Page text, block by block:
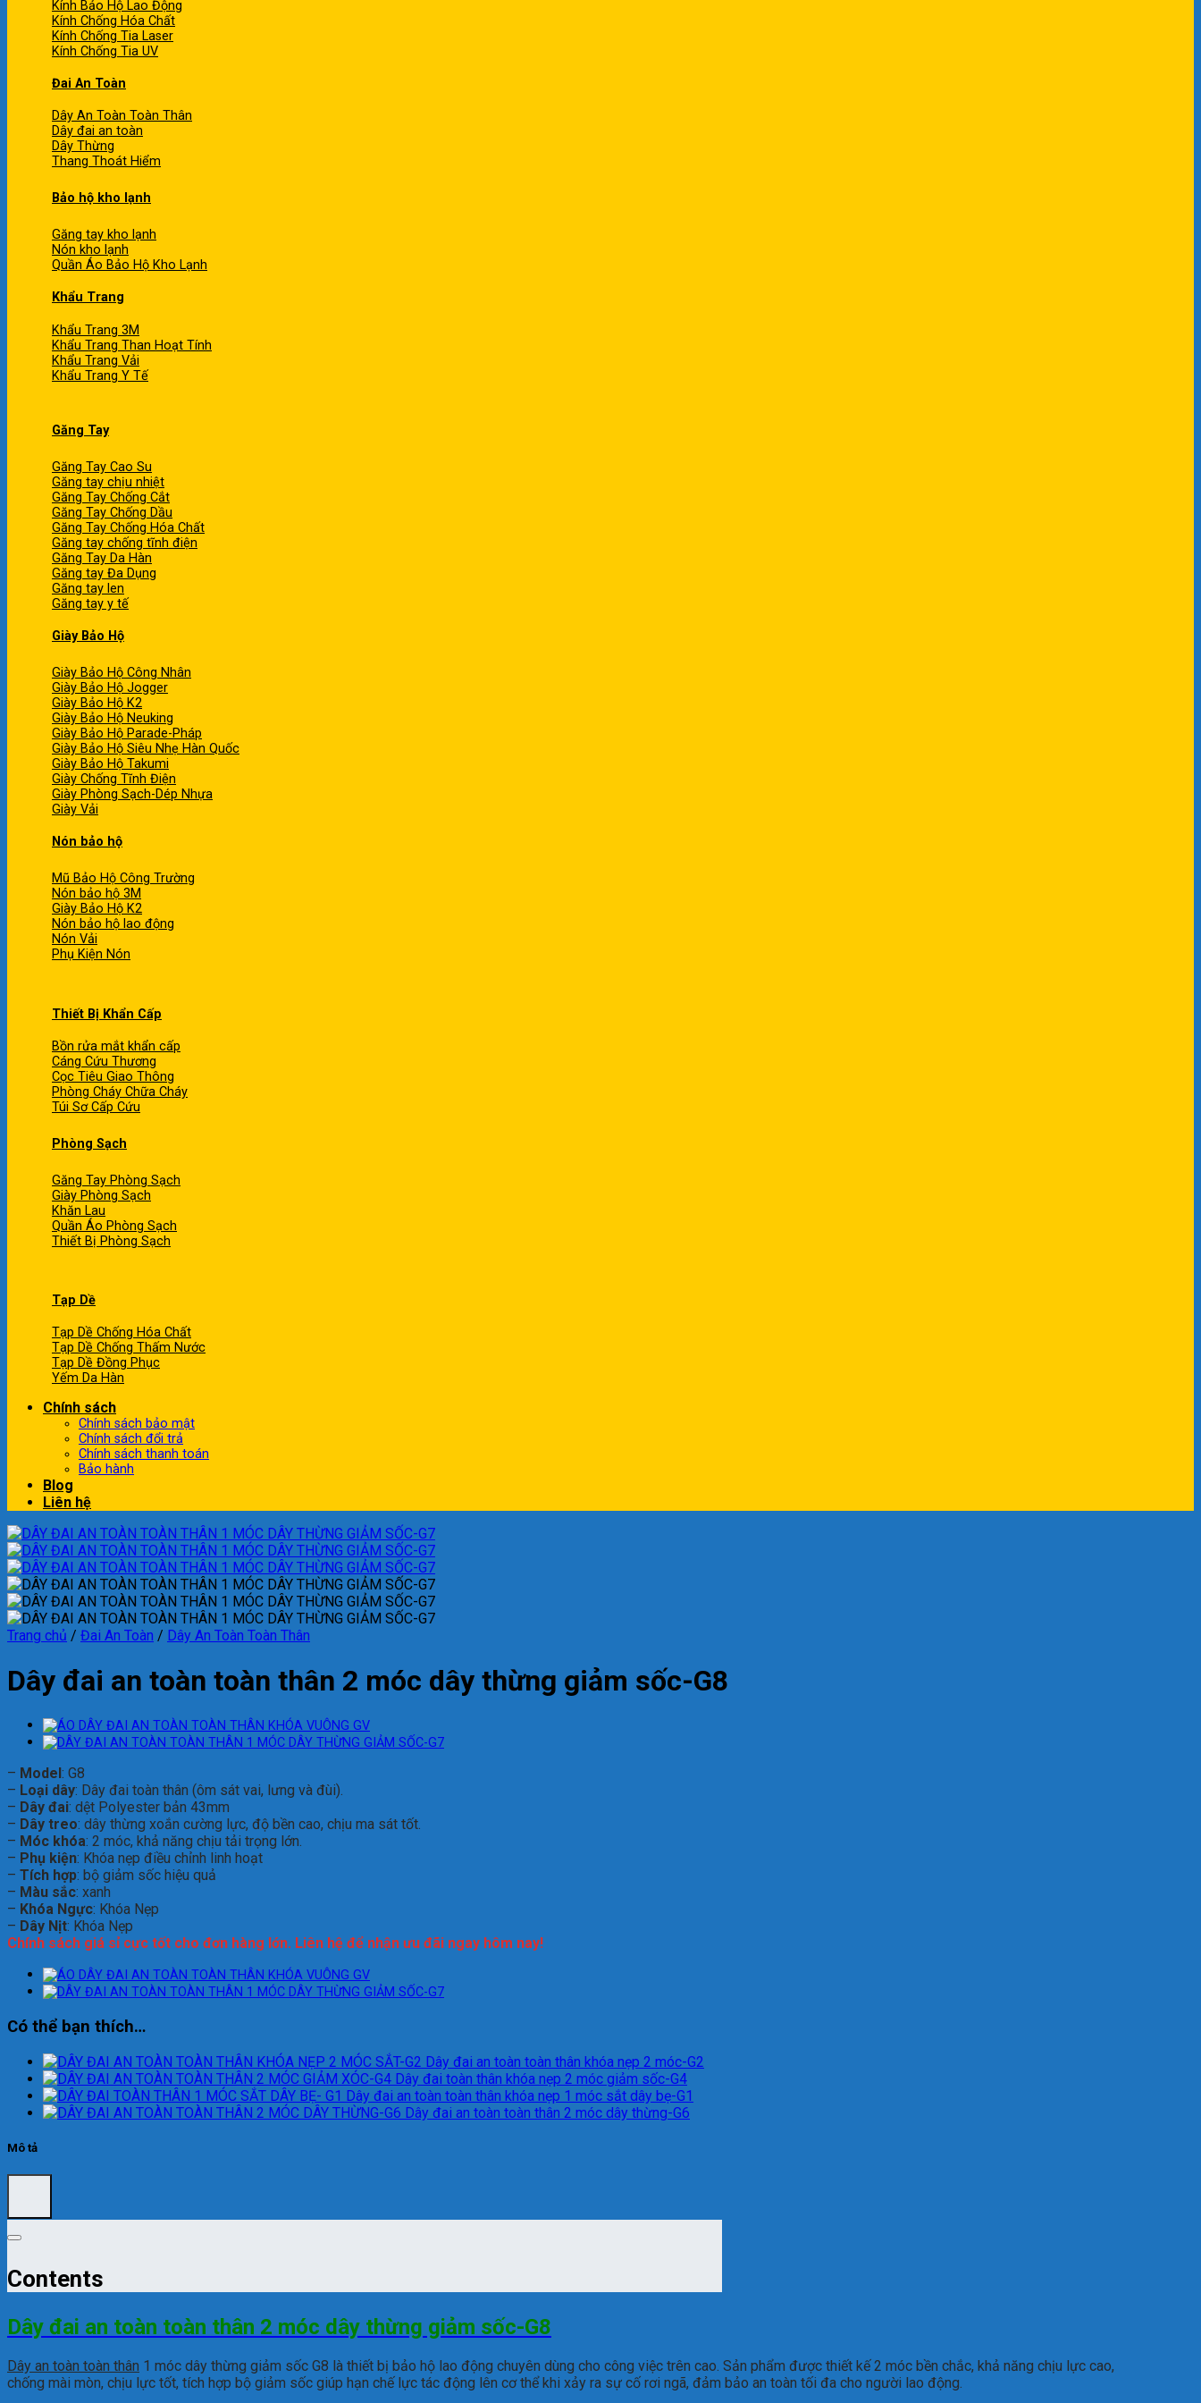
Kính Bảo Hộ Lao Động
Kính Chống Hóa Chất
Kính Chống Tia Laser
Kính Chống Tia UV
Đai An Toàn
Dây An Toàn Toàn Thân
Dây đai an toàn
Dây Thừng
Thang Thoát Hiểm
Bảo hộ kho lạnh
Găng tay kho lạnh
Nón kho lạnh
Quần Áo Bảo Hộ Kho Lạnh
Khẩu Trang
Khẩu Trang 3M
Khẩu Trang Than Hoạt Tính
Khẩu Trang Vải
Khẩu Trang Y Tế
Găng Tay
Găng Tay Cao Su
Găng tay chịu nhiệt
Găng Tay Chống Cắt
Găng Tay Chống Dầu
Găng Tay Chống Hóa Chất
Găng tay chống tĩnh điện
Găng Tay Da Hàn
Găng tay Đa Dụng
Găng tay len
Găng tay y tế
Giày Bảo Hộ
Giày Bảo Hộ Công Nhân
Giày Bảo Hộ Jogger
Giày Bảo Hộ K2
Giày Bảo Hộ Neuking
Giày Bảo Hộ Parade-Pháp
Giày Bảo Hộ Siêu Nhẹ Hàn Quốc
Giày Bảo Hộ Takumi
Giày Chống Tĩnh Điện
Giày Phòng Sạch-Dép Nhựa
Giày Vải
Nón bảo hộ
Mũ Bảo Hộ Công Trường
Nón bảo hộ 3M
Giày Bảo Hộ K2
Nón bảo hộ lao động
Nón Vải
Phụ Kiện Nón
Thiết Bị Khẩn Cấp
Bồn rửa mắt khẩn cấp
Cáng Cứu Thương
Cọc Tiêu Giao Thông
Phòng Cháy Chữa Cháy
Túi Sơ Cấp Cứu
Phòng Sạch
Găng Tay Phòng Sạch
Giày Phòng Sạch
Khăn Lau
Quần Áo Phòng Sạch
Thiết Bị Phòng Sạch
Tạp Dề
Tạp Dề Chống Hóa Chất
Tạp Dề Chống Thấm Nước
Tạp Dề Đồng Phục
Yếm Da Hàn
Chính sách
Chính sách bảo mật
Chính sách đổi trả
Chính sách thanh toán
Bảo hành
Blog
Liên hệ
Trang chủ / Đai An Toàn / Dây An Toàn Toàn Thân
Dây đai an toàn toàn thân 2 móc dây thừng giảm sốc-G8
– Model: G8
– Loại dây: Dây đai toàn thân (ôm sát vai, lưng và đùi).
– Dây đai: dệt Polyester bản 43mm
– Dây treo: dây thừng xoắn cường lực, độ bền cao, chịu ma sát tốt.
– Móc khóa: 2 móc, khả năng chịu tải trọng lớn.
– Phụ kiện: Khóa nẹp điều chỉnh linh hoạt
– Tích hợp: bộ giảm sốc hiệu quả
– Màu sắc: xanh
– Khóa Ngực: Khóa Nẹp
– Dây Nịt: Khóa Nẹp
Chính sách giá sỉ cực tốt cho đơn hàng lớn. Liên hệ để nhận ưu đãi ngay hôm nay!
Có thể bạn thích…
Dây đai an toàn toàn thân khóa nẹp 2 móc-G2
Dây đai toàn thân khóa nẹp 2 móc giảm sốc-G4
Dây đai an toàn toàn thân khóa nẹp 1 móc sắt dây bẹ-G1
Dây đai an toàn toàn thân 2 móc dây thừng-G6
Mô tả
Contents
Dây đai an toàn toàn thân 2 móc dây thừng giảm sốc-G8
Dây an toàn toàn thân 1 móc dây thừng giảm sốc G8 là thiết bị bảo hộ lao động chuyên dùng cho công việc trên cao. Sản phẩm được thiết kế 2 móc bền chắc, khả năng chịu lực cao,
chống mài mòn, chịu lực tốt, tích hợp bộ giảm sốc giúp hạn chế lực tác động lên cơ thể khi xảy ra sự cố rơi ngã, đảm bảo an toàn tối đa cho người lao động.